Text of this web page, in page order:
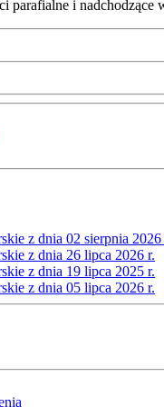
parafialne i nadchodzące
z dnia 02 sierpnia 2026
z dnia 26 lipca 2026 r.
z dnia 19 lipca 2025 r.
z dnia 05 lipca 2026 r.